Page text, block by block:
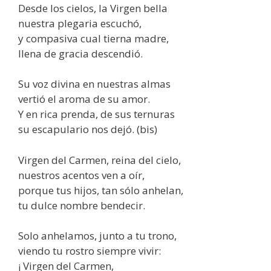
Desde los cielos, la Virgen bella
nuestra plegaria escuchó,
y compasiva cual tierna madre,
llena de gracia descendió.
Su voz divina en nuestras almas
vertió el aroma de su amor.
Y en rica prenda, de sus ternuras
su escapulario nos dejó. (bis)
Virgen del Carmen, reina del cielo,
nuestros acentos ven a oír,
porque tus hijos, tan sólo anhelan,
tu dulce nombre bendecir.
Solo anhelamos, junto a tu trono,
viendo tu rostro siempre vivir:
¡ Virgen del Carmen,